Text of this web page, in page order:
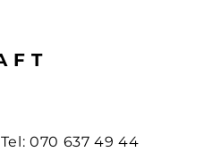
Tel: 070 637 49 44